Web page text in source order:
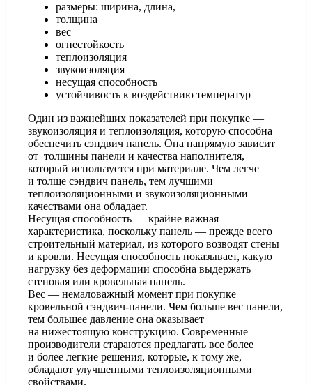
размеры: ширина, длина,
толщина
вес
огнестойкость
теплоизоляция
звукоизоляция
несущая способность
устойчивость к воздействию температур
Один из важнейших показателей при покупке —
звукоизоляция и теплоизоляция, которую способна
обеспечить сэндвич панель. Она напрямую зависит
от толщины панели и качества наполнителя,
который используется при материале. Чем легче
и толще сэндвич панель, тем лучшими
теплоизоляционными и звукоизоляционными
качествами она обладает.
Несущая способность — крайне важная
характеристика, поскольку панель — прежде всего
строительный материал, из которого возводят стены
и кровли. Несущая способность показывает, какую
нагрузку без деформации способна выдержать
стеновая или кровельная панель.
Вес — немаловажный момент при покупке
кровельной сэндвич-панели. Чем больше вес панели,
тем большее давление она оказывает
на нижестоящую конструкцию. Современные
производители стараются предлагать все более
и более легкие решения, которые, к тому же,
обладают улучшенными теплоизоляционными
свойствами.